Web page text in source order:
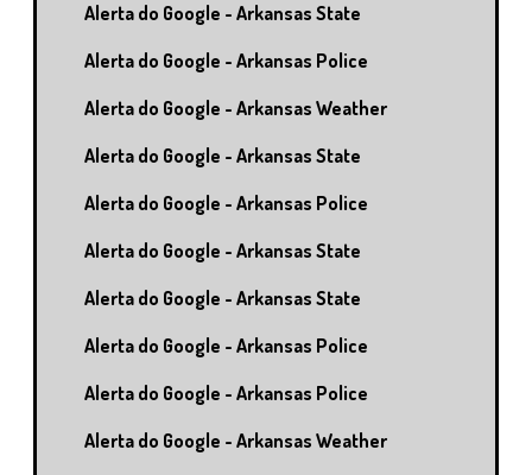
Alerta do Google - Arkansas State
Alerta do Google - Arkansas Police
Alerta do Google - Arkansas Weather
Alerta do Google - Arkansas State
Alerta do Google - Arkansas Police
Alerta do Google - Arkansas State
Alerta do Google - Arkansas State
Alerta do Google - Arkansas Police
Alerta do Google - Arkansas Police
Alerta do Google - Arkansas Weather